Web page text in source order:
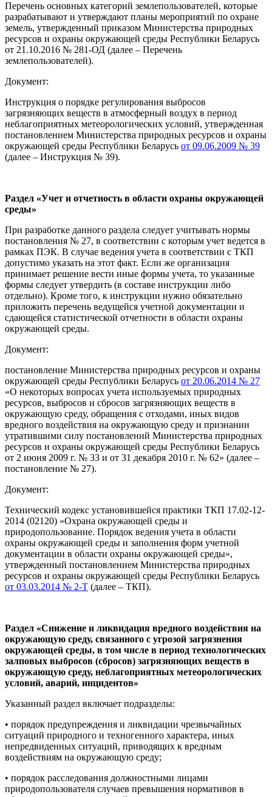
Перечень основных категорий землепользователей, которые
разрабатывают и утверждают планы мероприятий по охране
земель, утвержденный приказом Министерства природных
ресурсов и охраны окружающей среды Республики Беларусь
от 21.10.2016 № 281-ОД (далее – Перечень
землепользователей).
Документ:
Инструкция о порядке регулирования выбросов
загрязняющих веществ в атмосферный воздух в период
неблагоприятных метеорологических условий, утвержденная
постановлением Министерства природных ресурсов и охраны
окружающей среды Республики Беларусь от 09.06.2009 № 39
(далее – Инструкция № 39).
Раздел «Учет и отчетность в области охраны окружающей
среды»
При разработке данного раздела следует учитывать нормы
постановления № 27, в соответствии с которым учет ведется в
рамках ПЭК. В случае ведения учета в соответствии с ТКП
допустимо указать на этот факт. Если же организация
принимает решение вести иные формы учета, то указанные
формы следует утвердить (в составе инструкции либо
отдельно). Кроме того, к инструкции нужно обязательно
приложить перечень ведущейся учетной документации и
сдающейся статистической отчетности в области охраны
окружающей среды.
Документ:
постановление Министерства природных ресурсов и охраны
окружающей среды Республики Беларусь от 20.06.2014 № 27
«О некоторых вопросах учета используемых природных
ресурсов, выбросов и сбросов загрязняющих веществ в
окружающую среду, обращения с отходами, иных видов
вредного воздействия на окружающую среду и признании
утратившими силу постановлений Министерства природных
ресурсов и охраны окружающей среды Республики Беларусь
от 2 июня 2009 г. № 33 и от 31 декабря 2010 г. № 62» (далее –
постановление № 27).
Документ:
Технический кодекс установившейся практики ТКП 17.02-12-
2014 (02120) «Охрана окружающей среды и
природопользование. Порядок ведения учета в области
охраны окружающей среды и заполнения форм учетной
документации в области охраны окружающей среды»,
утвержденный постановлением Министерства природных
ресурсов и охраны окружающей среды Республики Беларусь
от 03.03.2014 № 2-Т (далее – ТКП).
Раздел «Снижение и ликвидация вредного воздействия на
окружающую среду, связанного с угрозой загрязнения
окружающей среды, в том числе в период технологических
залповых выбросов (сбросов) загрязняющих веществ в
окружающую среду, неблагоприятных метеорологических
условий, аварий, инцидентов»
Указанный раздел включает подразделы:
• порядок предупреждения и ликвидации чрезвычайных
ситуаций природного и техногенного характера, иных
непредвиденных ситуаций, приводящих к вредным
воздействиям на окружающую среду;
• порядок расследования должностными лицами
природопользователя случаев превышения нормативов в